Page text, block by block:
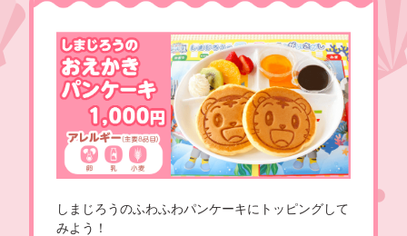
しまじろうのふわふわパンケーキにトッピングして
みよう！